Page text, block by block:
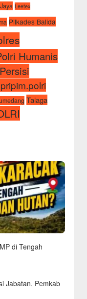
Leetex
Pilkades Balida
Humanis
Talaga
di Tengah
Jabatan, Pemkab